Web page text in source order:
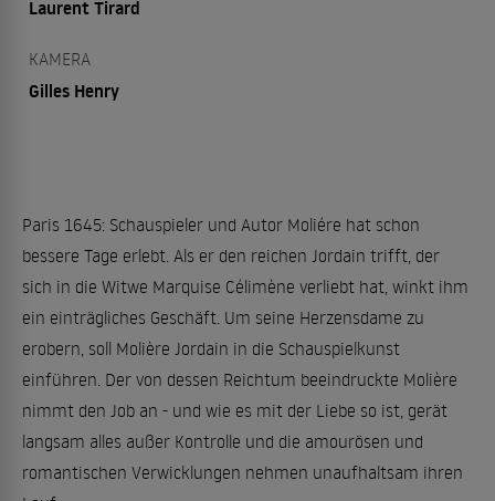
Laurent Tirard
KAMERA
Gilles Henry
Paris 1645: Schauspieler und Autor Moliére hat schon
bessere Tage erlebt. Als er den reichen Jordain trifft, der
sich in die Witwe Marquise Célimène verliebt hat, winkt ihm
ein einträgliches Geschäft. Um seine Herzensdame zu
erobern, soll Molière Jordain in die Schauspielkunst
einführen. Der von dessen Reichtum beeindruckte Molière
nimmt den Job an - und wie es mit der Liebe so ist, gerät
langsam alles außer Kontrolle und die amourösen und
romantischen Verwicklungen nehmen unaufhaltsam ihren